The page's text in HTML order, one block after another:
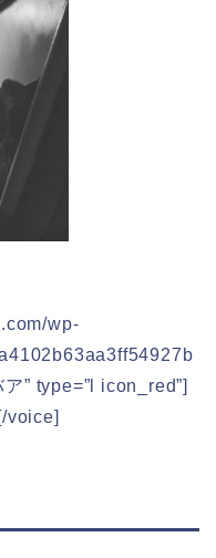
wp-
” type=”l icon_red”]
voice]